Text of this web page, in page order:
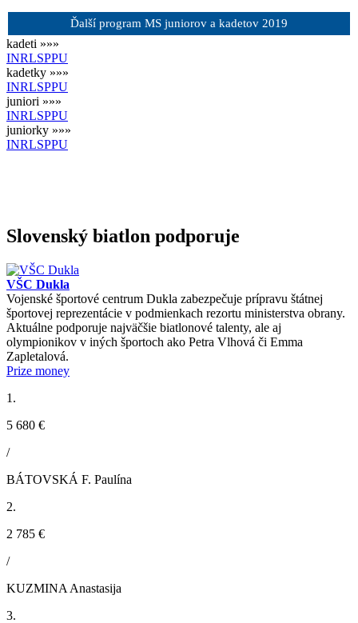
Ďalší program MS juniorov a kadetov 2019
kadeti »»»
INRLSPPU
kadetky »»»
INRLSPPU
juniori »»»
INRLSPPU
juniorky »»»
INRLSPPU
Slovenský biatlon podporuje
VŠC Dukla
Vojenské športové centrum Dukla zabezpečuje prípravu štátnej
športovej reprezentácie v podmienkach rezortu ministerstva obrany.
Aktuálne podporuje najväčšie biatlonové talenty, ale aj
olympionikov v iných športoch ako Petra Vlhová či Emma
Zapletalová.
Prize money
1.
5 680 €
/
BÁTOVSKÁ F. Paulína
2.
2 785 €
/
KUZMINA Anastasija
3.